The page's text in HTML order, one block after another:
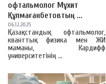
офтальмолог Мұхит
Құлмағанбетовтың ...
06.12.2025
Қазақстандық офтальмолог,
кванттық физика мен ЖИ
маманы, Кардифф
университетінің ...